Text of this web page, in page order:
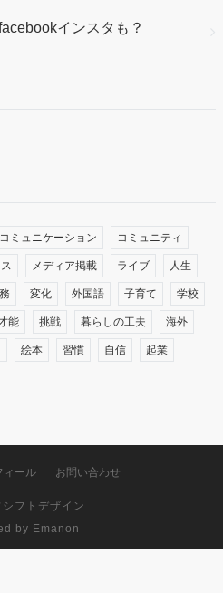
インスタも？
コミュニケーション コミュニティ
メディア掲載 ライブ 人生
変化 外国語 子育て 学校
能 挑戦 暮らしの工夫 海外
絵本 習慣 自信 起業
ィール お問い合わせ
シフトデザイン
by Emanon